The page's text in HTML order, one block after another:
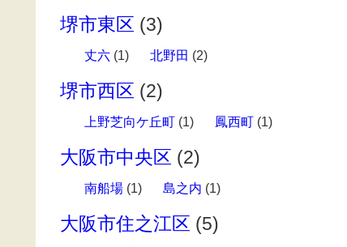
堺市東区 (3)
丈六 (1) 北野田 (2)
堺市西区 (2)
上野芝向ケ丘町 (1) 鳳西町 (1)
大阪市中央区 (2)
南船場 (1) 島之内 (1)
大阪市住之江区 (5)